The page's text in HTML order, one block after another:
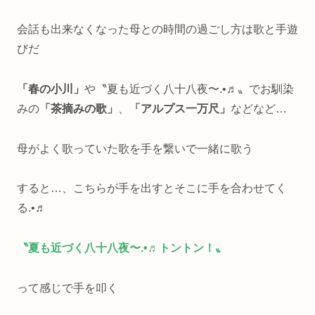
会話も出来なくなった母との時間の過ごし方は歌と手遊
びだ
「春の小川」 や〝夏も近づく八十八夜〜.•♬〟でお馴染
みの 「茶摘みの歌」 「アルプス一万尺」 などなど…
母がよく歌っていた歌を手を繋いで一緒に歌う
すると…、こちらが手を出すとそこに手を合わせてく
る.•♬
〝夏も近づく八十八夜〜.•♬トントン！〟
って感じで手を叩く